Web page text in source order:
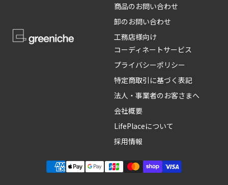
商品のお問い合わせ
卸のお問い合わせ
工務店様向け
コーディネートサービス
プライバシーポリシー
特定商取引に基づく表記
法人・事業者のお客さまへ
会社概要
LifePlaceについて
採用情報